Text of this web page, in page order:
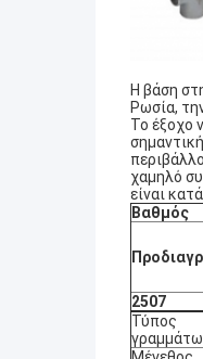
Η βάση
Ρωσία,
Το έξοχο
χαμηλό
είναι
Βαθμός
2507
Τύπος